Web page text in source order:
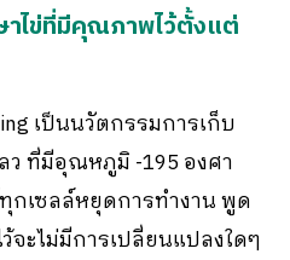
าไข่ที่มีคุณภาพไว้ตั้งแต่
เป็นนวัตกรรมการเก็บ
ลว ที่มีอุณหภูมิ -195 องศา
กเซลล์หยุดการทำงาน พูด
ะไม่มีการเปลี่ยนแปลงใดๆ